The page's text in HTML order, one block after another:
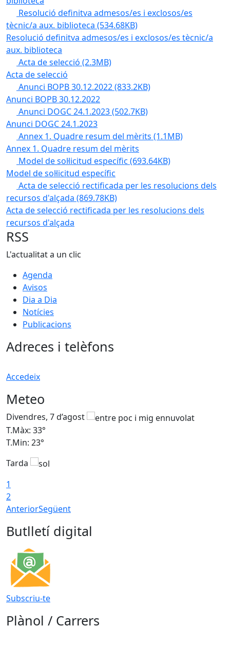
Resolució definitva admesos/es i exclosos/es
tècnic/a aux. biblioteca (534.68KB)
Resolució definitva admesos/es i exclosos/es tècnic/a
aux. biblioteca
Acta de selecció (2.3MB)
Acta de selecció
Anunci BOPB 30.12.2022(833.2KB)
Anunci BOPB 30.12.2022
Anunci DOGC 24.1.2023(502.7KB)
Anunci DOGC 24.1.2023
Annex 1. Quadre resum del mèrits (1.1MB)
Annex 1. Quadre resum del mèrits
Model de sol·licitud específic (693.64KB)
Model de sol·licitud específic
Acta de selecció rectificada per les resolucions dels
recursos d'alçada (869.78KB)
Acta de selecció rectificada per les resolucions dels
recursos d'alçada
RSS
L'actualitat a un clic
Agenda
Avisos
Dia a Dia
Notícies
Publicacions
Adreces i telèfons
Accedeix
Meteo
Divendres, 7 d’agost
T.Màx: 33°
T.Min: 23°
Tarda
1
2
AnteriorSegüent
Butlletí digital
Subscriu-te
Plànol / Carrers